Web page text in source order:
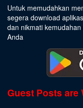
Untuk memudahkan
segera download
dan nikmati
Anda
Guest Posts are